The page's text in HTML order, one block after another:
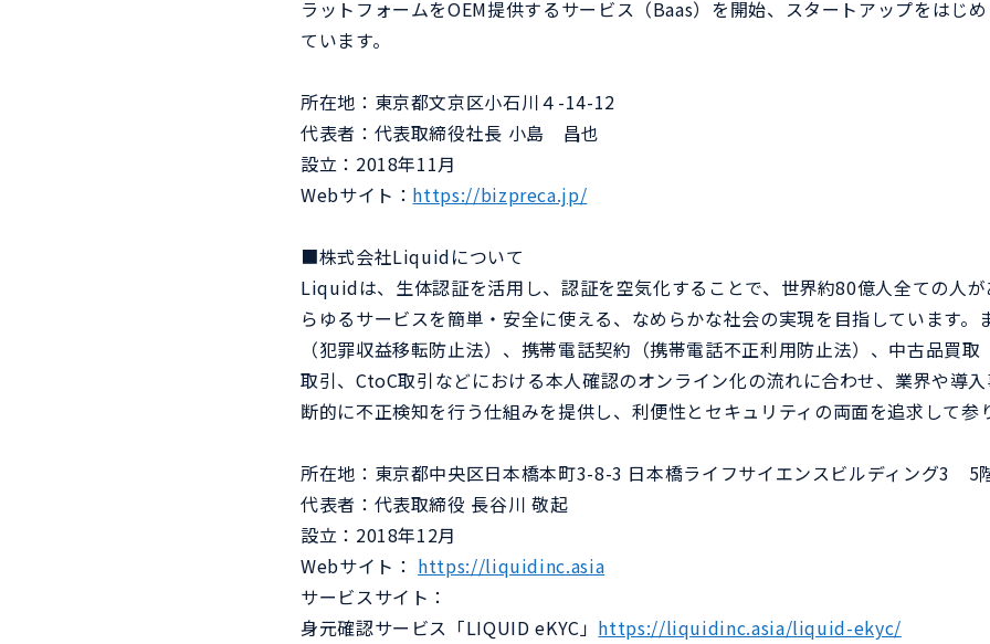
ラットフォームをOEM提供するサービス（Baas）を開始、スタートアップをはじ
ています。
所在地：東京都文京区小石川４-14-12
代表者：代表取締役社長 小島 昌也
設立：2018年11月
Webサイト： https://bizpreca.jp/
■株式会社Liquidについて
Liquidは、生体認証を活用し、認証を空気化することで、世界約80億人全ての人
らゆるサービスを簡単・安全に使える、なめらかな社会の実現を目指しています。
（犯罪収益移転防止法）、携帯電話契約（携帯電話不正利用防止法）、中古品買
取引、CtoC取引などにおける本人確認のオンライン化の流れに合わせ、業界や導
断的に不正検知を行う仕組みを提供し、利便性とセキュリティの両面を追求して参
所在地：東京都中央区日本橋本町3-8-3 日本橋ライフサイエンスビルディング3 5
代表者：代表取締役 長谷川 敬起
設立：2018年12月
Webサイト： https://liquidinc.asia
サービスサイト：
身元確認サービス「LIQUID eKYC」 https://liquidinc.asia/liquid-ekyc/